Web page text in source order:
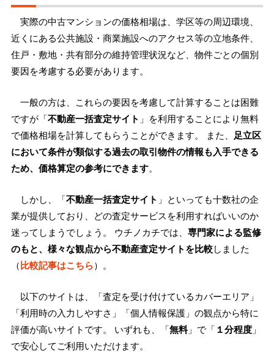
実際の中古マンションの価格相場は、学区等の周辺環境、
近くにある公共施設・商業施設へのアクセス等の立地条件、
住戸・敷地・共有部分の維持管理状況など、物件ごとの個別
要因を考慮する必要があります。
一般の方は、これらの要因を考慮して計算することは困難
ですが「不動産一括査定サイト 」を利用することにより無料
で価格相場を計算してもらうことができます。 また、 足立区
において条件が類似する過去の取引物件の情報も入手できる
ため、価格算定の参考にできます。
しかし、「不動産一括査定サイト 」といっても十数社の企
業が提供しており、どの査定サービスを利用すればいいのか
迷ってしまうでしょう。 ウチノカチでは、 専門家による監修
のもと、様々な観点から不動産査定サイトを比較しました
（比較記事はこちら）。
以下のサイトは、「査定を受け付けているカバーエリア」
「利用時の入力しやすさ」「個人情報保護」の観点から特に
評価が高いサイトです。 いずれも、「無料」で「 １分程度 」
で安心してご利用いただけます。